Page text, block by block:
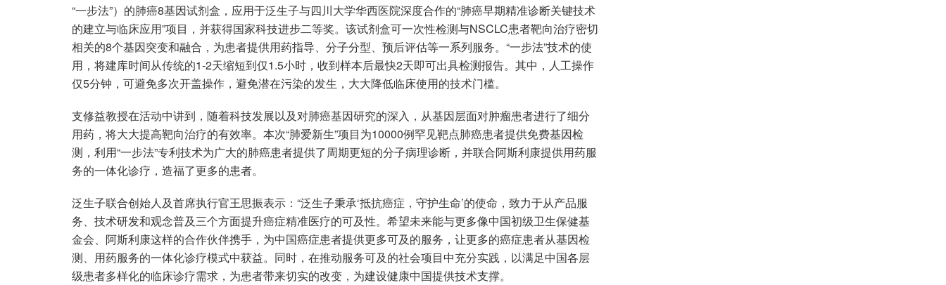
“一步法”）的肺癌8基因试剂盒，应用于泛生子与四川大学华西医院深度合作的“肺癌早期精准诊断关键技术
的建立与临床应用”项目，并获得国家科技进步二等奖。该试剂盒可一次性检测与NSCLC患者靶向治疗密切
相关的8个基因突变和融合，为患者提供用药指导、分子分型、预后评估等一系列服务。“一步法”技术的使
用，将建库时间从传统的1-2天缩短到仅1.5小时，收到样本后最快2天即可出具检测报告。其中，人工操作
仅5分钟，可避免多次开盖操作，避免潜在污染的发生，大大降低临床使用的技术门槛。
支修益教授在活动中讲到，随着科技发展以及对肺癌基因研究的深入，从基因层面对肿瘤患者进行了细分
用药，将大大提高靶向治疗的有效率。本次“肺爱新生”项目为10000例罕见靶点肺癌患者提供免费基因检
测，利用“一步法”专利技术为广大的肺癌患者提供了周期更短的分子病理诊断，并联合阿斯利康提供用药服
务的一体化诊疗，造福了更多的患者。
泛生子联合创始人及首席执行官王思振表示：“泛生子秉承‘抵抗癌症，守护生命’的使命，致力于从产品服
务、技术研发和观念普及三个方面提升癌症精准医疗的可及性。希望未来能与更多像中国初级卫生保健基
金会、阿斯利康这样的合作伙伴携手，为中国癌症患者提供更多可及的服务，让更多的癌症患者从基因检
测、用药服务的一体化诊疗模式中获益。同时，在推动服务可及的社会项目中充分实践，以满足中国各层
级患者多样化的临床诊疗需求，为患者带来切实的改变，为建设健康中国提供技术支撑。